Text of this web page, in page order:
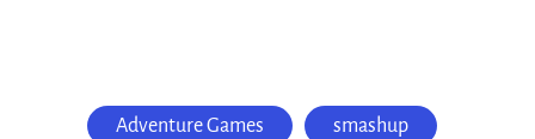
Adventure Games
smashup